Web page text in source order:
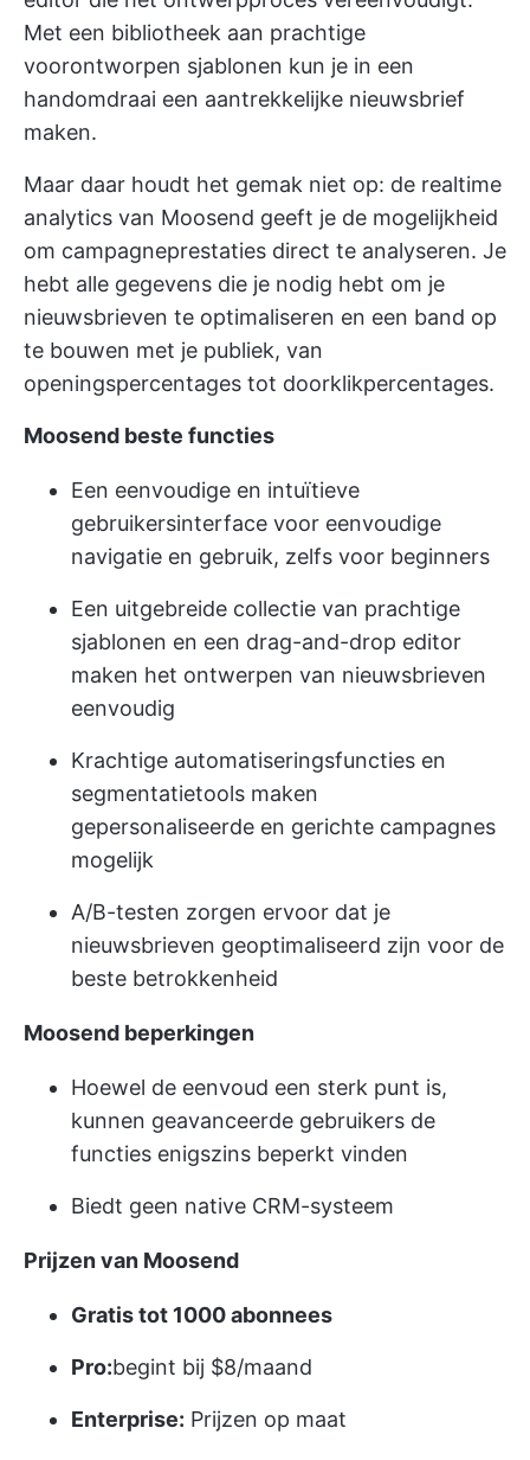
Met een bibliotheek aan prachtige
voorontworpen sjablonen kun je in een
handomdraai een aantrekkelijke nieuwsbrief
maken.
Maar daar houdt het gemak niet op: de realtime
analytics van Moosend geeft je de mogelijkheid
om campagneprestaties direct te analyseren. Je
hebt alle gegevens die je nodig hebt om je
nieuwsbrieven te optimaliseren en een band op
te bouwen met je publiek, van
openingspercentages tot doorklikpercentages.
Moosend beste functies
Een eenvoudige en intuïtieve
gebruikersinterface voor eenvoudige
navigatie en gebruik, zelfs voor beginners
Een uitgebreide collectie van prachtige
sjablonen en een drag-and-drop editor
maken het ontwerpen van nieuwsbrieven
eenvoudig
Krachtige automatiseringsfuncties en
segmentatietools maken
gepersonaliseerde en gerichte campagnes
mogelijk
A/B-testen zorgen ervoor dat je
nieuwsbrieven geoptimaliseerd zijn voor de
beste betrokkenheid
Moosend beperkingen
Hoewel de eenvoud een sterk punt is,
kunnen geavanceerde gebruikers de
functies enigszins beperkt vinden
Biedt geen native CRM-systeem
Prijzen van Moosend
Gratis tot 1000 abonnees
Pro:begint bij $8/maand
Enterprise: Prijzen op maat